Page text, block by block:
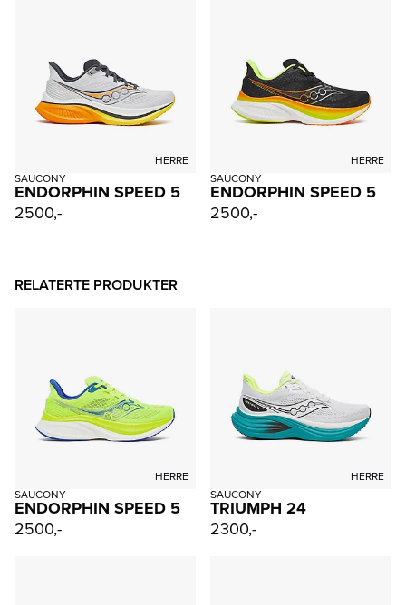
HERRE
SAUCONY
ENDORPHIN SPEED 5
2500,-
HERRE
SAUCONY
ENDORPHIN SPEED 5
2500,-
RELATERTE PRODUKTER
HERRE
SAUCONY
ENDORPHIN SPEED 5
2500,-
HERRE
SAUCONY
TRIUMPH 24
2300,-